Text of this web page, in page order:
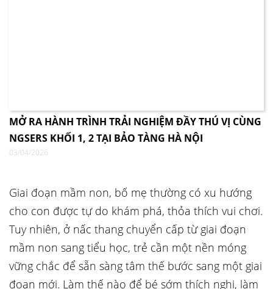
MỞ RA HÀNH TRÌNH TRẢI NGHIỆM ĐẦY THÚ VỊ CÙNG
NGSERS KHỐI 1, 2 TẠI BẢO TÀNG HÀ NỘI
03/04/2026
Giai đoạn mầm non, bố mẹ thường có xu hướng
cho con được tự do khám phá, thỏa thích vui chơi.
Tuy nhiên, ở nấc thang chuyển cấp từ giai đoạn
mầm non sang tiểu học, trẻ cần một nền móng
vững chắc để sẵn sàng tâm thế bước sang một giai
đoạn mới. Làm thế nào để bé sớm thích nghi, làm